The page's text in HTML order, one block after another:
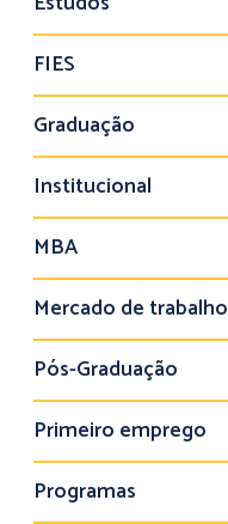
FIES
Graduação
Institucional
MBA
Mercado de trabalho
Pós-Graduação
Primeiro emprego
Programas